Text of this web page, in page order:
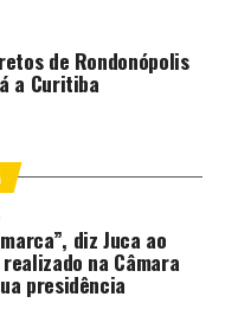
monitoramento dos
à hanseníase
operação de
de Rondonópolis
a Curitiba
diz Juca ao
na Câmara
presidência